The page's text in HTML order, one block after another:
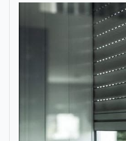
Fassadenjalousien